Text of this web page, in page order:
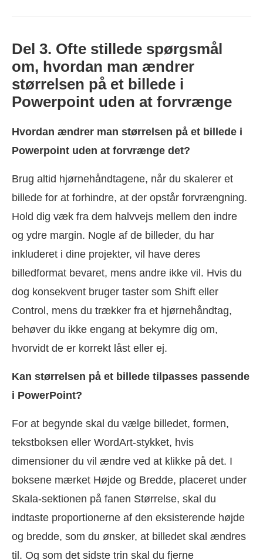
Del 3. Ofte stillede spørgsmål
om, hvordan man ændrer
størrelsen på et billede i
Powerpoint uden at forvrænge
Hvordan ændrer man størrelsen på et billede i
Powerpoint uden at forvrænge det?
Brug altid hjørnehåndtagene, når du skalerer et
billede for at forhindre, at der opstår forvrængning.
Hold dig væk fra dem halvvejs mellem den indre
og ydre margin. Nogle af de billeder, du har
inkluderet i dine projekter, vil have deres
billedformat bevaret, mens andre ikke vil. Hvis du
dog konsekvent bruger taster som Shift eller
Control, mens du trækker fra et hjørnehåndtag,
behøver du ikke engang at bekymre dig om,
hvorvidt de er korrekt låst eller ej.
Kan størrelsen på et billede tilpasses passende
i PowerPoint?
For at begynde skal du vælge billedet, formen,
tekstboksen eller WordArt-stykket, hvis
dimensioner du vil ændre ved at klikke på det. I
boksene mærket Højde og Bredde, placeret under
Skala-sektionen på fanen Størrelse, skal du
indtaste proportionerne af den eksisterende højde
og bredde, som du ønsker, at billedet skal ændres
til. Og som det sidste trin skal du fjerne